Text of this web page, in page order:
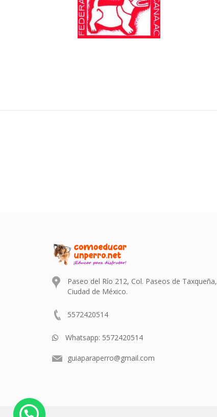
Paseo del Río 212, Col. Paseos de Taxqueña,
Ciudad de México.
5572420514
Whatsapp: 5572420514
guiaparaperro@gmail.com